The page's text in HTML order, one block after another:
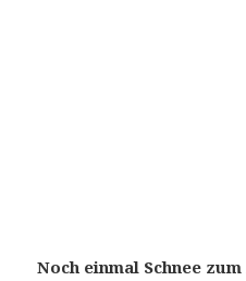
Noch einmal Schnee